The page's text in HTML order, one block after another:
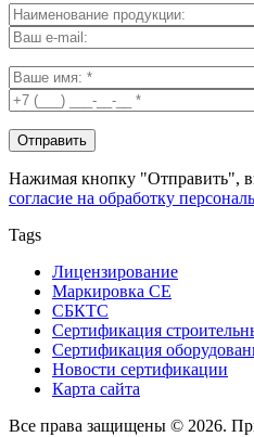
Нажимая кнопку "Отправить",
согласие на обработку
Tags
Лицензирование
Маркировка СЕ
СБКТС
Сертификация
Сертификация
Новости сертификации
Карта сайта
Все права защищены © 2026.